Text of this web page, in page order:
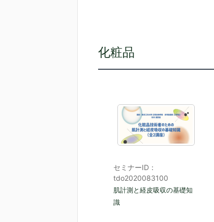
化粧品
セミナーID：
tdo2020083100
肌計測と経皮吸収の基礎知
識